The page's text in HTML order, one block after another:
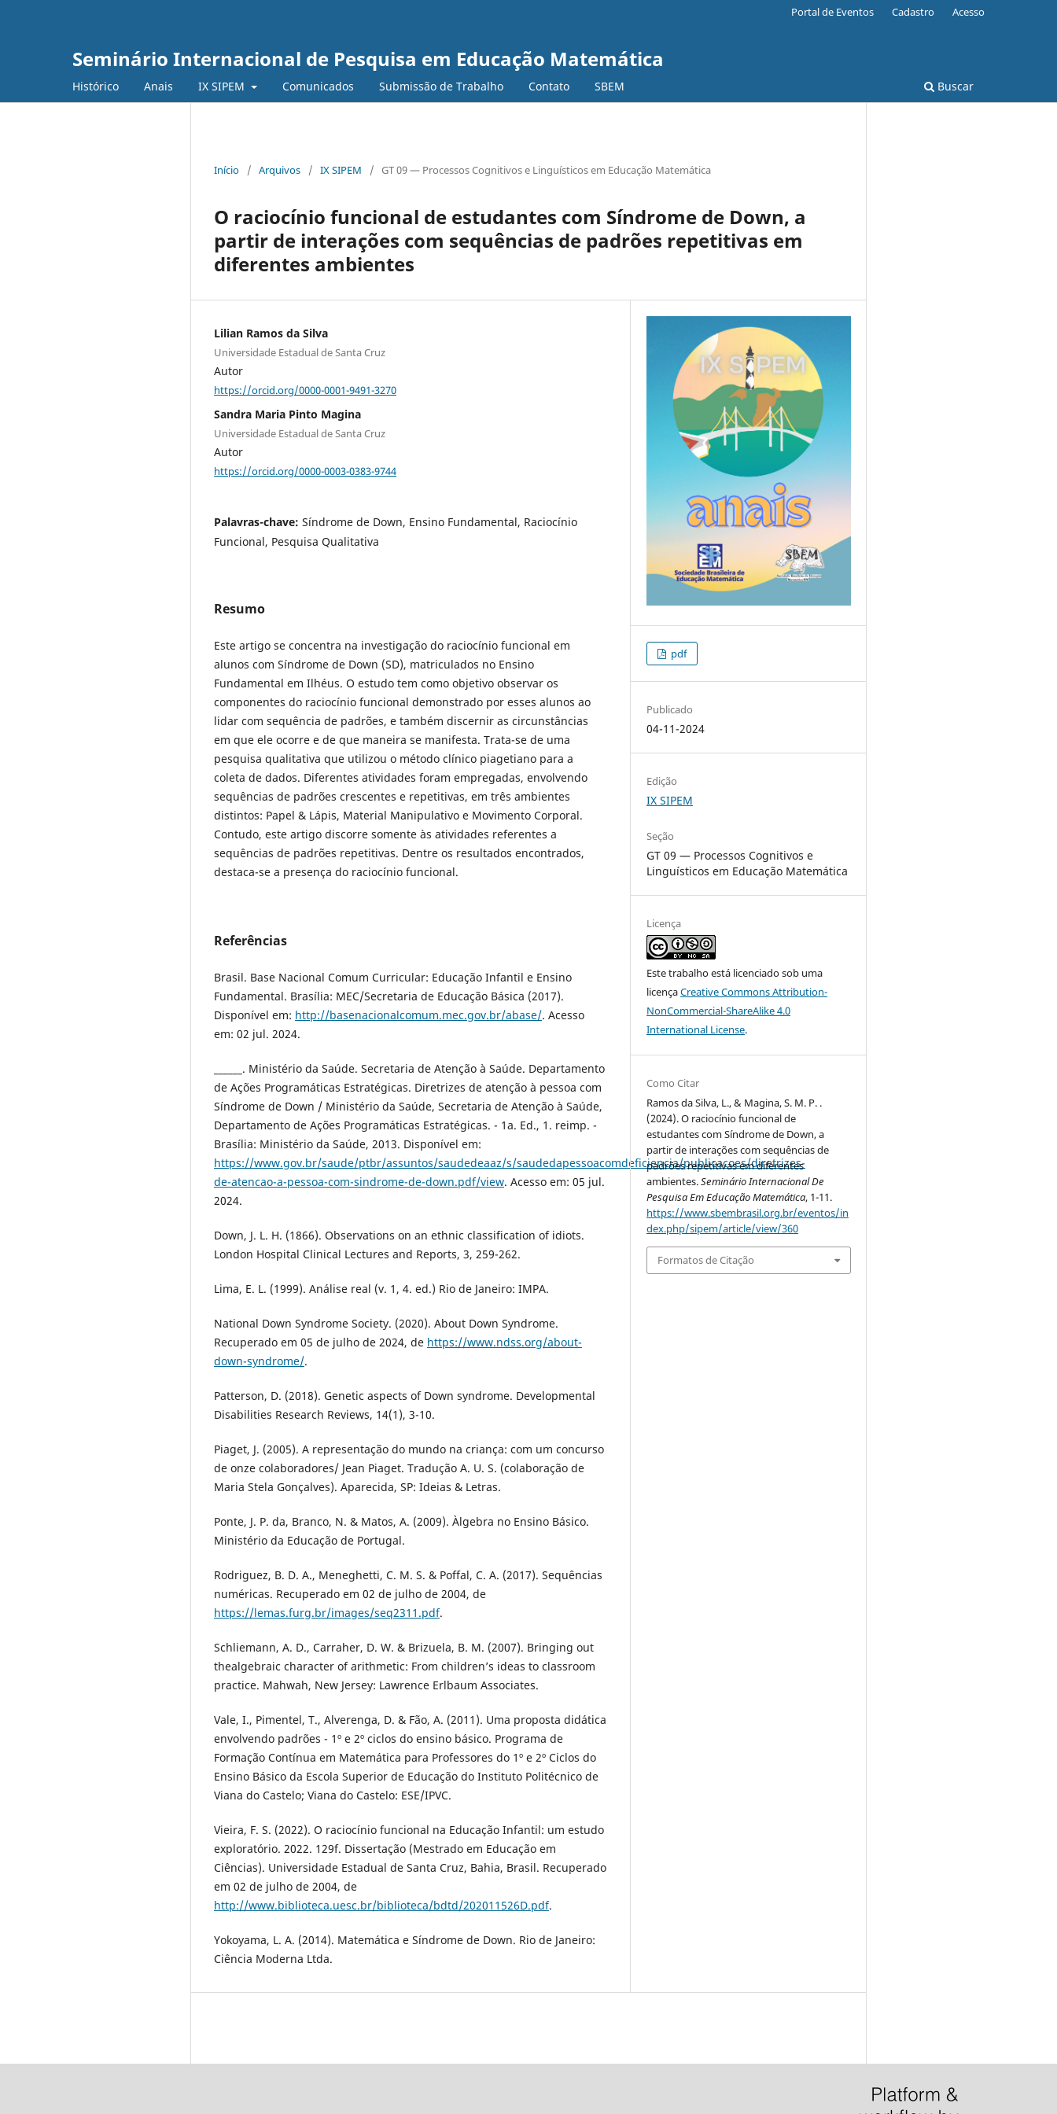
Seminário Internacional de Pesquisa em Educação Matemática
Histórico Anais IX SIPEM Comunicados Submissão de Trabalho Contato SBEM Buscar
Portal de Eventos Cadastro Acesso
Início / Arquivos / IX SIPEM / GT 09 — Processos Cognitivos e Linguísticos em Educação Matemática
O raciocínio funcional de estudantes com Síndrome de Down, a
partir de interações com sequências de padrões repetitivas em
diferentes ambientes
Lilian Ramos da Silva
Universidade Estadual de Santa Cruz
Autor
https://orcid.org/0000-0001-9491-3270
Sandra Maria Pinto Magina
Universidade Estadual de Santa Cruz
Autor
https://orcid.org/0000-0003-0383-9744
Palavras-chave: Síndrome de Down, Ensino Fundamental, Raciocínio
Funcional, Pesquisa Qualitativa
Resumo
Este artigo se concentra na investigação do raciocínio funcional em
alunos com Síndrome de Down (SD), matriculados no Ensino
Fundamental em Ilhéus. O estudo tem como objetivo observar os
componentes do raciocínio funcional demonstrado por esses alunos ao
lidar com sequência de padrões, e também discernir as circunstâncias
em que ele ocorre e de que maneira se manifesta. Trata-se de uma
pesquisa qualitativa que utilizou o método clínico piagetiano para a
coleta de dados. Diferentes atividades foram empregadas, envolvendo
sequências de padrões crescentes e repetitivas, em três ambientes
distintos: Papel & Lápis, Material Manipulativo e Movimento Corporal.
Contudo, este artigo discorre somente às atividades referentes a
sequências de padrões repetitivas. Dentre os resultados encontrados,
destaca-se a presença do raciocínio funcional.
Referências
Brasil. Base Nacional Comum Curricular: Educação Infantil e Ensino
Fundamental. Brasília: MEC/Secretaria de Educação Básica (2017).
Disponível em: http://basenacionalcomum.mec.gov.br/abase/. Acesso
em: 02 jul. 2024.
______. Ministério da Saúde. Secretaria de Atenção à Saúde. Departamento
de Ações Programáticas Estratégicas. Diretrizes de atenção à pessoa com
Síndrome de Down / Ministério da Saúde, Secretaria de Atenção à Saúde,
Departamento de Ações Programáticas Estratégicas. - 1a. Ed., 1. reimp. -
Brasília: Ministério da Saúde, 2013. Disponível em:
https://www.gov.br/saude/ptbr/assuntos/saudedeaaz/s/saudedapessoacomdeficiencia/publicacoes/diretrizes-
de-atencao-a-pessoa-com-sindrome-de-down.pdf/view. Acesso em: 05 jul.
2024.
Down, J. L. H. (1866). Observations on an ethnic classification of idiots.
London Hospital Clinical Lectures and Reports, 3, 259-262.
Lima, E. L. (1999). Análise real (v. 1, 4. ed.) Rio de Janeiro: IMPA.
National Down Syndrome Society. (2020). About Down Syndrome.
Recuperado em 05 de julho de 2024, de https://www.ndss.org/about-
down-syndrome/.
Patterson, D. (2018). Genetic aspects of Down syndrome. Developmental
Disabilities Research Reviews, 14(1), 3-10.
Piaget, J. (2005). A representação do mundo na criança: com um concurso
de onze colaboradores/ Jean Piaget. Tradução A. U. S. (colaboração de
Maria Stela Gonçalves). Aparecida, SP: Ideias & Letras.
Ponte, J. P. da, Branco, N. & Matos, A. (2009). Àlgebra no Ensino Básico.
Ministério da Educação de Portugal.
Rodriguez, B. D. A., Meneghetti, C. M. S. & Poffal, C. A. (2017). Sequências
numéricas. Recuperado em 02 de julho de 2004, de
https://lemas.furg.br/images/seq2311.pdf.
Schliemann, A. D., Carraher, D. W. & Brizuela, B. M. (2007). Bringing out
thealgebraic character of arithmetic: From children’s ideas to classroom
practice. Mahwah, New Jersey: Lawrence Erlbaum Associates.
Vale, I., Pimentel, T., Alverenga, D. & Fão, A. (2011). Uma proposta didática
envolvendo padrões - 1º e 2º ciclos do ensino básico. Programa de
Formação Contínua em Matemática para Professores do 1º e 2º Ciclos do
Ensino Básico da Escola Superior de Educação do Instituto Politécnico de
Viana do Castelo; Viana do Castelo: ESE/IPVC.
Vieira, F. S. (2022). O raciocínio funcional na Educação Infantil: um estudo
exploratório. 2022. 129f. Dissertação (Mestrado em Educação em
Ciências). Universidade Estadual de Santa Cruz, Bahia, Brasil. Recuperado
em 02 de julho de 2004, de
http://www.biblioteca.uesc.br/biblioteca/bdtd/202011526D.pdf.
Yokoyama, L. A. (2014). Matemática e Síndrome de Down. Rio de Janeiro:
Ciência Moderna Ltda.
pdf
Publicado
04-11-2024
Edição
IX SIPEM
Seção
GT 09 — Processos Cognitivos e
Linguísticos em Educação Matemática
Licença
Este trabalho está licenciado sob uma
licençaCreative Commons Attribution-
NonCommercial-ShareAlike 4.0
International License.
Como Citar
Ramos da Silva, L., & Magina, S. M. P. .
(2024). O raciocínio funcional de
estudantes com Síndrome de Down, a
partir de interações com sequências de
padrões repetitivas em diferentes
ambientes.Seminário Internacional De
Pesquisa Em Educação Matemática, 1-11.
https://www.sbembrasil.org.br/eventos/in
dex.php/sipem/article/view/360
Formatos de Citação